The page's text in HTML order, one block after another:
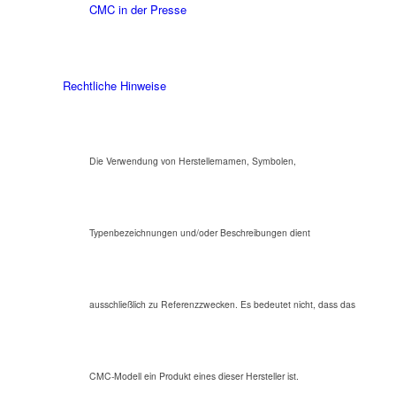
CMC in der Presse
Rechtliche Hinweise
Die Verwendung von Herstellernamen, Symbolen,
Typenbezeichnungen und/oder Beschreibungen dient
ausschließlich zu Referenzzwecken. Es bedeutet nicht, dass das
CMC-Modell ein Produkt eines dieser Hersteller ist.